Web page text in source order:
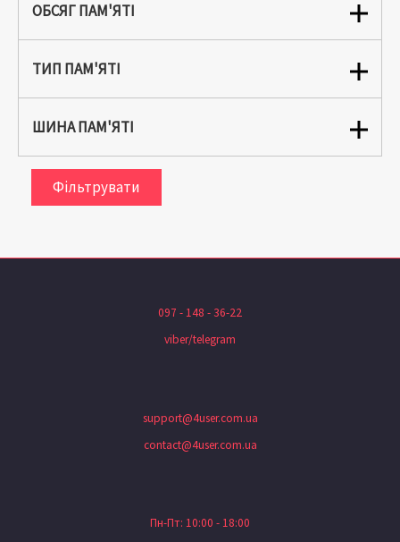
ОБСЯГ ПАМ'ЯТІ
ТИП ПАМ'ЯТІ
ШИНА ПАМ'ЯТІ
Фільтрувати
097 - 148 - 36-22
viber/telegram
support@4user.com.ua
contact@4user.com.ua
Пн-Пт: 10:00 - 18:00